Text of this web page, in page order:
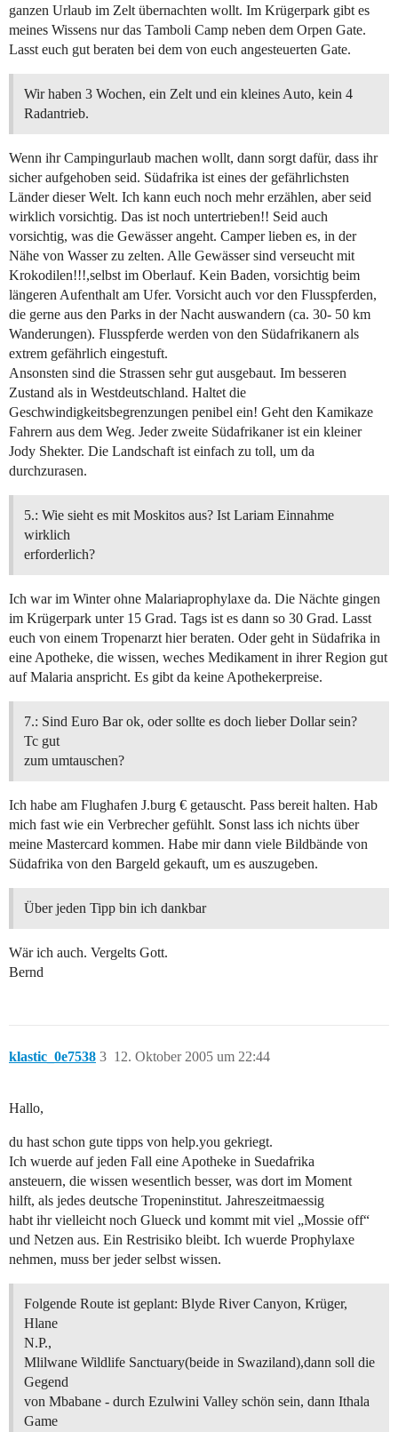
ganzen Urlaub im Zelt übernachten wollt. Im Krügerpark gibt es
meines Wissens nur das Tamboli Camp neben dem Orpen Gate.
Lasst euch gut beraten bei dem von euch angesteuerten Gate.
Wir haben 3 Wochen, ein Zelt und ein kleines Auto, kein 4
Radantrieb.
Wenn ihr Campingurlaub machen wollt, dann sorgt dafür, dass ihr
sicher aufgehoben seid. Südafrika ist eines der gefährlichsten
Länder dieser Welt. Ich kann euch noch mehr erzählen, aber seid
wirklich vorsichtig. Das ist noch untertrieben!! Seid auch
vorsichtig, was die Gewässer angeht. Camper lieben es, in der
Nähe von Wasser zu zelten. Alle Gewässer sind verseucht mit
Krokodilen!!!,selbst im Oberlauf. Kein Baden, vorsichtig beim
längeren Aufenthalt am Ufer. Vorsicht auch vor den Flusspferden,
die gerne aus den Parks in der Nacht auswandern (ca. 30- 50 km
Wanderungen). Flusspferde werden von den Südafrikanern als
extrem gefährlich eingestuft.
Ansonsten sind die Strassen sehr gut ausgebaut. Im besseren
Zustand als in Westdeutschland. Haltet die
Geschwindigkeitsbegrenzungen penibel ein! Geht den Kamikaze
Fahrern aus dem Weg. Jeder zweite Südafrikaner ist ein kleiner
Jody Shekter. Die Landschaft ist einfach zu toll, um da
durchzurasen.
5.: Wie sieht es mit Moskitos aus? Ist Lariam Einnahme
wirklich
erforderlich?
Ich war im Winter ohne Malariaprophylaxe da. Die Nächte gingen
im Krügerpark unter 15 Grad. Tags ist es dann so 30 Grad. Lasst
euch von einem Tropenarzt hier beraten. Oder geht in Südafrika in
eine Apotheke, die wissen, weches Medikament in ihrer Region gut
auf Malaria anspricht. Es gibt da keine Apothekerpreise.
7.: Sind Euro Bar ok, oder sollte es doch lieber Dollar sein?
Tc gut
zum umtauschen?
Ich habe am Flughafen J.burg € getauscht. Pass bereit halten. Hab
mich fast wie ein Verbrecher gefühlt. Sonst lass ich nichts über
meine Mastercard kommen. Habe mir dann viele Bildbände von
Südafrika von den Bargeld gekauft, um es auszugeben.
Über jeden Tipp bin ich dankbar
Wär ich auch. Vergelts Gott.
Bernd
klastic_0e7538 12. Oktober 2005 um 22:44
3
Hallo,
du hast schon gute tipps von help.you gekriegt.
Ich wuerde auf jeden Fall eine Apotheke in Suedafrika
ansteuern, die wissen wesentlich besser, was dort im Moment
hilft, als jedes deutsche Tropeninstitut. Jahreszeitmaessig
habt ihr vielleicht noch Glueck und kommt mit viel „Mossie off“
und Netzen aus. Ein Restrisiko bleibt. Ich wuerde Prophylaxe
nehmen, muss ber jeder selbst wissen.
Folgende Route ist geplant: Blyde River Canyon, Krüger,
Hlane
N.P.,
Mlilwane Wildlife Sanctuary(beide in Swaziland),dann soll die
Gegend
von Mbabane - durch Ezulwini Valley schön sein, dann Ithala
Game